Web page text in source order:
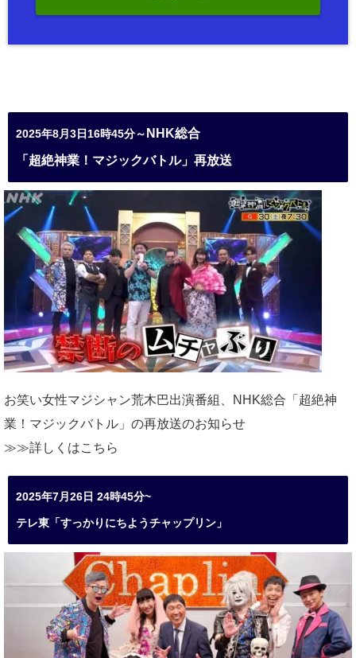
2025年8月3日16時45分～ NHK総合
「超絶神業！マジックバトル」再放送
お笑い女性マジシャン荒木巴出演番組、
NHK総合「超絶神
業！マジックバトル」の再放送のお知らせ
≫≫詳しくはこちら
2025年7月26日 24時45分~
テレ東「すっかりにちようチャップリン」